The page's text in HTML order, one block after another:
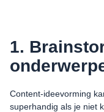
1.
Content-ideevorming
superhandig als je niet